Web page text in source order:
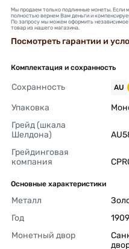
Мы продаем только подлинные монеты. Если
полностью вернем Вам деньги и
По запросу мы можем оформить
товар из нашего магазина.
Посмотреть гарантии и
Комплектация и сохранность
Сохранность AU
Упаковка
Грейд (шкала
Шелдона)
Грейдинговая
компания
Основные характеристики
Металл
Год
1909
Монетный двор